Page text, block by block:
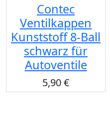
Contec
Ventilkappen
Kunststoff 8-Ball
schwarz für
Autoventile
5,90 €